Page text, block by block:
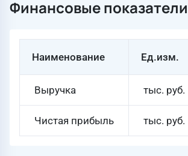
Финансовые показатели
Наименование Ед.изм.
Выручка тыс. руб.
Чистая прибыль тыс. руб.